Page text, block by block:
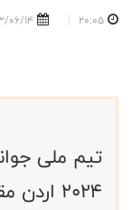
20:05
06/14
تیم ملی
۲۰۲۴ اردن مقابل کره نتیجه را واگذار کرد.